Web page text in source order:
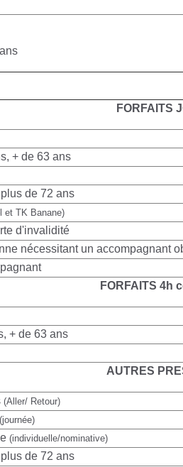
FORFAITS
+ de 63 ans
de 72 ans
et TK Banane)
d'invalidité
nécessitant un accompagnant
FORFAITS 4h
+ de 63 ans
AUTRES
(Aller/ Retour)
(journée)
(individuelle/nominative)
de 72 ans